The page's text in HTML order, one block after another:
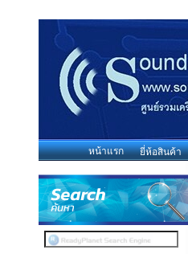
หน้าแรก ยี่ห้อสินค้า